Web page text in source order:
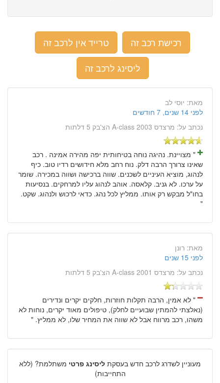
רכישת רכב זה
טרייד אין לרכב זה
ליסינג לרכב זה
מאת: יוסי לב
לפני 14 שנים, 7 חודשים
נכתב על: מרצדס A-class 2003 הצ'בק 5 דלתות
" מצויינת. נהיגה נוחה בטיחותית יפה מהירה אמינה . רכב
שאינו צרורך הרבה דלק. נוח רחב מלא חידושים רדיו טוב. כיף
לנהוג, מוציא העיניים לשכנים. שווה ברכישה ושווה במכירה. שומר
על ערכו. לא גניב. קלאסה. אוהב לנהוג עליו למרחקים. בנסיעות
בחו"ל מבקש רק אותו. ממליץ לכל נהג. כדאי לרכוש ולנהוג. שקט.
"
מאת: רונן
לפני 15 שנים
נכתב על: מרצדס A-class 2001 הצ'בק 5 דלתות
" לא אמין, הרבה תקלות חוזרות, חלקים יקרים ונדירים
(נאלצתי להמתין שבועיים לחלק), טיפולים מאוד יקרים, נוחות לא
משהו, רכב מרווח אבל לא שווה את המחיר שלו, לא ממליץ. "
מעוניין לשדרג לרכב חדש בעסקת ליסינג פרטי משתלמת? (ללא
התחייבות)